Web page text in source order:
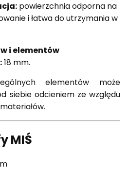
powierzchnia odporna na
i łatwa do utrzymania w
i elementów
18 mm.
elementów może
siebie odcieniem ze względu
MIŚ